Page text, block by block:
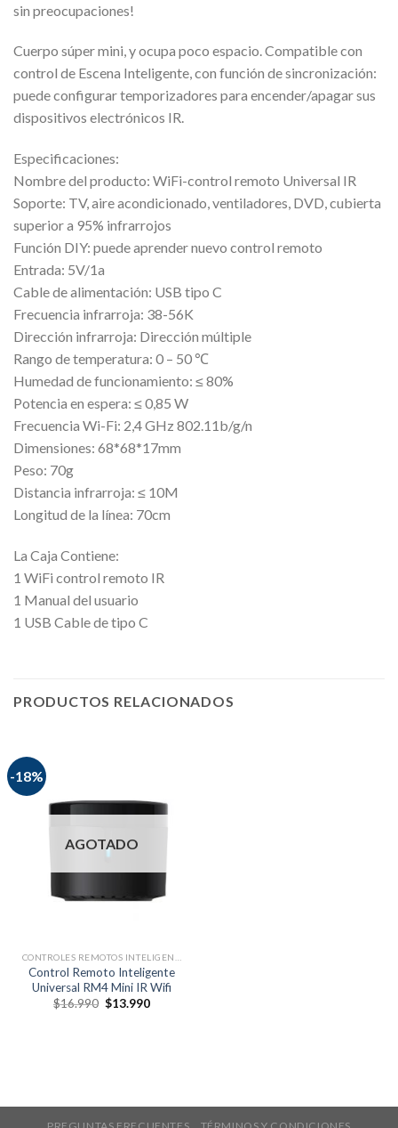
sin preocupaciones!
Cuerpo súper mini, y ocupa poco espacio. Compatible con
control de Escena Inteligente, con función de sincronización:
puede configurar temporizadores para encender/apagar sus
dispositivos electrónicos IR.
Especificaciones:
Nombre del producto: WiFi-control remoto Universal IR
Soporte: TV, aire acondicionado, ventiladores, DVD, cubierta
superior a 95% infrarrojos
Función DIY: puede aprender nuevo control remoto
Entrada: 5V/1a
Cable de alimentación: USB tipo C
Frecuencia infrarroja: 38-56K
Dirección infrarroja: Dirección múltiple
Rango de temperatura: 0 – 50 ℃
Humedad de funcionamiento: ≤ 80%
Potencia en espera: ≤ 0,85 W
Frecuencia Wi-Fi: 2,4 GHz 802.11b/g/n
Dimensiones: 68*68*17mm
Peso: 70g
Distancia infrarroja: ≤ 10M
Longitud de la línea: 70cm
La Caja Contiene:
1 WiFi control remoto IR
1 Manual del usuario
1 USB Cable de tipo C
PRODUCTOS RELACIONADOS
-18%
AGOTADO
Control Remoto Inteligente
Universal RM4 Mini IR Wifi
$16.990 $13.990